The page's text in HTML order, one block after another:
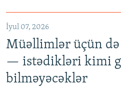
İyul 07, 2026
Müəllimlər üçün
— istədikləri kimi
bilməyəcəklər